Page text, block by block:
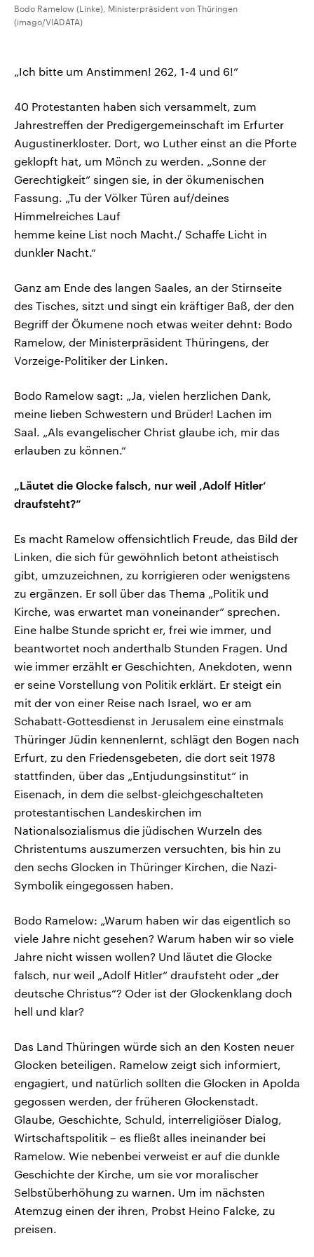
Bodo Ramelow (Linke), Ministerpräsident von Thüringen
(imago/VIADATA)
„Ich bitte um Anstimmen! 262, 1-4 und 6!“
40 Protestanten haben sich versammelt, zum
Jahrestreffen der Predigergemeinschaft im Erfurter
Augustinerkloster. Dort, wo Luther einst an die Pforte
geklopft hat, um Mönch zu werden. „Sonne der
Gerechtigkeit“ singen sie, in der ökumenischen
Fassung. „Tu der Völker Türen auf/deines
Himmelreiches Lauf
hemme keine List noch Macht./ Schaffe Licht in
dunkler Nacht.“
Ganz am Ende des langen Saales, an der Stirnseite
des Tisches, sitzt und singt ein kräftiger Baß, der den
Begriff der Ökumene noch etwas weiter dehnt: Bodo
Ramelow, der Ministerpräsident Thüringens, der
Vorzeige-Politiker der Linken.
Bodo Ramelow sagt: „Ja, vielen herzlichen Dank,
meine lieben Schwestern und Brüder! Lachen im
Saal. „Als evangelischer Christ glaube ich, mir das
erlauben zu können.“
„Läutet die Glocke falsch, nur weil ,Adolf Hitler‘
draufsteht?“
Es macht Ramelow offensichtlich Freude, das Bild der
Linken, die sich für gewöhnlich betont atheistisch
gibt, umzuzeichnen, zu korrigieren oder wenigstens
zu ergänzen. Er soll über das Thema „Politik und
Kirche, was erwartet man voneinander“ sprechen.
Eine halbe Stunde spricht er, frei wie immer, und
beantwortet noch anderthalb Stunden Fragen. Und
wie immer erzählt er Geschichten, Anekdoten, wenn
er seine Vorstellung von Politik erklärt. Er steigt ein
mit der von einer Reise nach Israel, wo er am
Schabatt-Gottesdienst in Jerusalem eine einstmals
Thüringer Jüdin kennenlernt, schlägt den Bogen nach
Erfurt, zu den Friedensgebeten, die dort seit 1978
stattfinden, über das „Entjudungsinstitut“ in
Eisenach, in dem die selbst-gleichgeschalteten
protestantischen Landeskirchen im
Nationalsozialismus die jüdischen Wurzeln des
Christentums auszumerzen versuchten, bis hin zu
den sechs Glocken in Thüringer Kirchen, die Nazi-
Symbolik eingegossen haben.
Bodo Ramelow: „Warum haben wir das eigentlich so
viele Jahre nicht gesehen? Warum haben wir so viele
Jahre nicht wissen wollen? Und läutet die Glocke
falsch, nur weil „Adolf Hitler“ draufsteht oder „der
deutsche Christus“? Oder ist der Glockenklang doch
hell und klar?
Das Land Thüringen würde sich an den Kosten neuer
Glocken beteiligen. Ramelow zeigt sich informiert,
engagiert, und natürlich sollten die Glocken in Apolda
gegossen werden, der früheren Glockenstadt.
Glaube, Geschichte, Schuld, interreligiöser Dialog,
Wirtschaftspolitik – es fließt alles ineinander bei
Ramelow. Wie nebenbei verweist er auf die dunkle
Geschichte der Kirche, um sie vor moralischer
Selbstüberhöhung zu warnen. Um im nächsten
Atemzug einen der ihren, Probst Heino Falcke, zu
preisen.